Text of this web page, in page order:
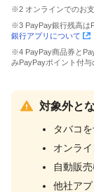
※2 オンラインでのお
※3 PayPay銀行残高は
銀行アプリについて
※4 PayPay商品券と
みPayPayポイント付与
対象外と
タバコ
オンラ
自動販
他社ア